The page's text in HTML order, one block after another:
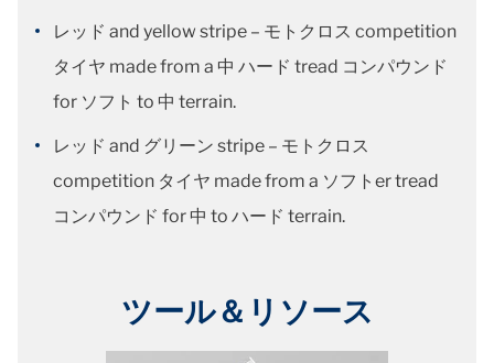
レッド and yellow stripe – モトクロス competition
タイヤ made from a 中 ハード tread コンパウンド
for ソフト to 中 terrain.
レッド and グリーン stripe – モトクロス
competition タイヤ made from a ソフトer tread
コンパウンド for 中 to ハード terrain.
ツール＆リソース